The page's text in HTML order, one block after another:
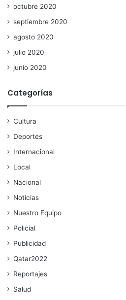
octubre 2020
septiembre 2020
agosto 2020
julio 2020
junio 2020
Categorías
Cultura
Deportes
Internacional
Local
Nacional
Noticias
Nuestro Equipo
Policial
Publicidad
Qatar2022
Reportajes
Salud